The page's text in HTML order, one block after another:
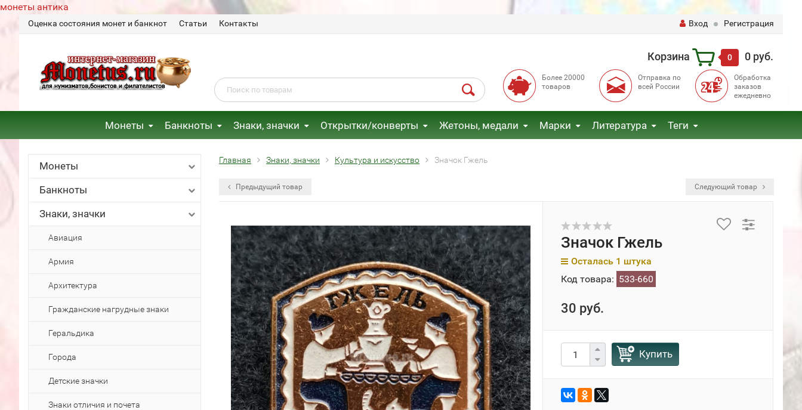
монеты антика
Оценка состояния монет и банкнот Статьи Контакты Вход Регистрация
Корзина 0 0 руб.
Более 20000
товаров
Отправка по
всей России
Обработка
заказов
ежедневно
Монеты Банкноты Знаки, значки Открытки/конверты Жетоны, медали Марки Литература Теги
Монеты
Банкноты
Знаки, значки
Авиация
Армия
Архитектура
Гражданские нагрудные знаки
Геральдика
Города
Детские значки
Знаки отличия и почета
Главная Знаки, значки Культура и искусство Значок Гжель
Предыдущий товар Следующий товар
Значок Гжель
Осталась 1 штука
Код товара: 533-660
30 руб.
Купить